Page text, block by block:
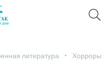
литература Хорроры